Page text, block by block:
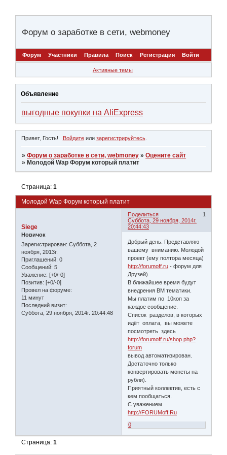
Форум о заработке в сети, webmoney
Форум Участники Правила Поиск Регистрация Войти
Активные темы
Объявление
выгодные покупки на AliExpress
Привет, Гость! Войдитеили зарегистрируйтесь.
»Форум о заработке в сети, webmoney »Оцените сайт
» Молодой Wap Форум который платит
Молодой Wap Форум который платит
Страница:1
Поделиться
1
Суббота, 29 ноября, 2014г.
20:44:43
Siege
Новичок
Зарегистрирован: Суббота, 2
ноября, 2013г.
Приглашений: 0
Сообщений: 5
Уважение: [+0/-0]
Позитив: [+0/-0]
Провел на форуме:
11 минут
Последний визит:
Суббота, 29 ноября, 2014г. 20:44:48
Добрый день. Представляю
вашему вниманию. Молодой
проект (ему полтора месяца)
http://forumoff.ru - форум для
Друзей).
В ближайшее время будут
внедрения ВМ тематики.
Мы платим по 10коп за
каждое сообщение.
Список разделов, в которых
идёт оплата, вы можете
посмотреть здесь
http://forumoff.ru/shop.php?
forum
вывод автоматизирован.
Достаточно только
конвертировать монеты на
рубли).
Приятный коллектив, есть с
кем пообщаться.
С уважением
http://FORUMoff.Ru
0
Страница:1